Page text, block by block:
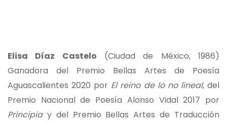
Elisa Díaz Castelo (Ciudad de México, 1986)
Ganadora del Premio Bellas Artes de Poesía
Aguascalientes 2020 por El reino de lo no lineal, del
Premio Nacional de Poesía Alonso Vidal 2017 por
Principia y del Premio Bellas Artes de Traducción